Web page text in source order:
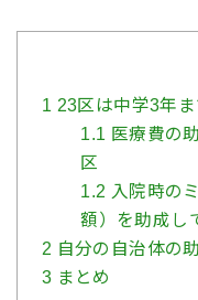
1 23区は中学3年
1.1 医療費の
区
1.2 入院時の
額）を助成し
2 自分の自治体の
3 まとめ